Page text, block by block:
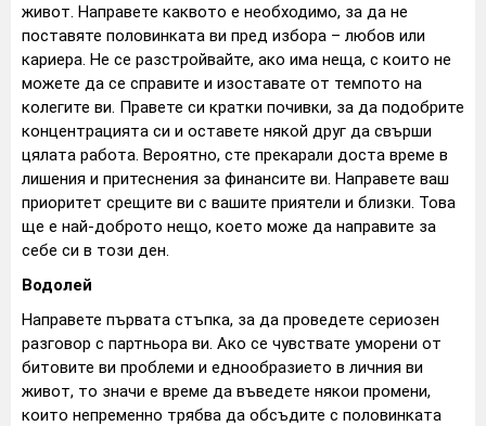
живот. Направете каквото е необходимо, за да не
поставяте половинката ви пред избора – любов или
кариера. Не се разстройвайте, ако има неща, с които не
можете да се справите и изоставате от темпото на
колегите ви. Правете си кратки почивки, за да подобрите
концентрацията си и оставете някой друг да свърши
цялата работа. Вероятно, сте прекарали доста време в
лишения и притеснения за финансите ви. Направете ваш
приоритет срещите ви с вашите приятели и близки. Това
ще е най-доброто нещо, което може да направите за
себе си в този ден.
Водолей
Направете първата стъпка, за да проведете сериозен
разговор с партньора ви. Ако се чувствате уморени от
битовите ви проблеми и еднообразието в личния ви
живот, то значи е време да въведете някои промени,
които непременно трябва да обсъдите с половинката